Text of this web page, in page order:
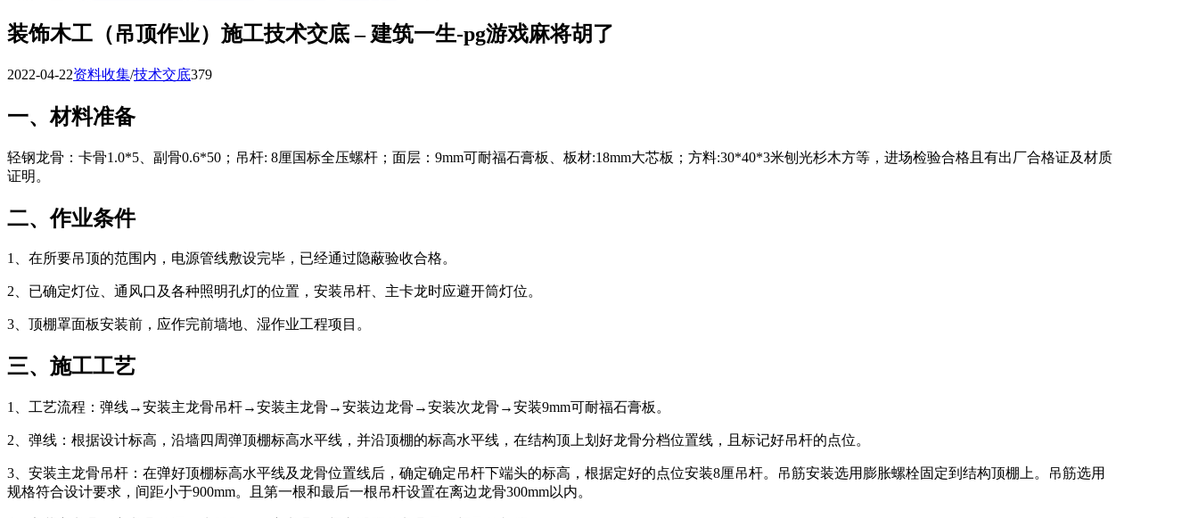
装饰木工（吊顶作业）施工技术交底 – 建筑一生-pg游戏麻将胡了
2022-04-22资料收集/技术交底379
一、材料准备
轻钢龙骨：卡骨1.0*5、副骨0.6*50；吊杆: 8厘国标全压螺杆；面层：9mm可耐福石膏板、板材:18mm大芯板；方料:30*40*3米刨光杉木方等，进场检验合格且有出厂合格证及材质
证明。
二、作业条件
1、在所要吊顶的范围内，电源管线敷设完毕，已经通过隐蔽验收合格。
2、已确定灯位、通风口及各种照明孔灯的位置，安装吊杆、主卡龙时应避开筒灯位。
3、顶棚罩面板安装前，应作完前墙地、湿作业工程项目。
三、施工工艺
1、工艺流程：弹线→安装主龙骨吊杆→安装主龙骨→安装边龙骨→安装次龙骨→安装9mm可耐福石膏板。
2、弹线：根据设计标高，沿墙四周弹顶棚标高水平线，并沿顶棚的标高水平线，在结构顶上划好龙骨分档位置线，且标记好吊杆的点位。
3、安装主龙骨吊杆：在弹好顶棚标高水平线及龙骨位置线后，确定确定吊杆下端头的标高，根据定好的点位安装8厘吊杆。吊筋安装选用膨胀螺栓固定到结构顶棚上。吊筋选用
规格符合设计要求，间距小于900mm。且第一根和最后一根吊杆设置在离边龙骨300mm以内。